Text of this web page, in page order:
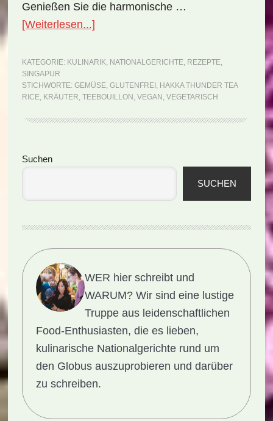
Genießen Sie die harmonische …
[Weiterlesen...]ÜberNationalgericht
Hakka
Tea
KATEGORIE: KULINARIK, NATIONALGERICHTE, REZEPTE,
SINGAPUR
STICHWORTE: GEMÜSE, GLUTENFREI , HAKKA THUNDER TEA
RICE, KRÄUTER, TEEBOUILLON , VEGAN , VEGETARISCH
Seitenspalte
Suchen
SUCHEN
WER hier schreibt und
WARUM? Wir sind eine lustige
Truppe aus leidenschaftlichen
Food-Enthusiasten, die es lieben,
kulinarische Nationalgerichte rund um
den Globus auszuprobieren und darüber
zu schreiben.